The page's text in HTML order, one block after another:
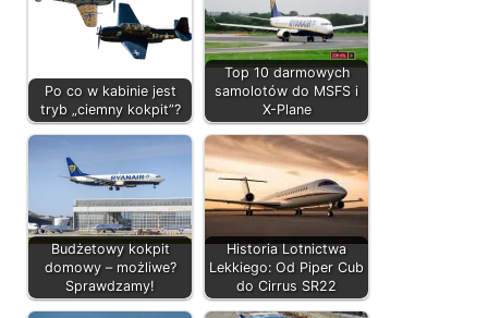
Po co w kabinie jest
tryb „ciemny kokpit”?
Top 10 darmowych
samolotów do MSFS i
X-Plane
Budżetowy kokpit
domowy – możliwe?
Sprawdzamy!
Historia Lotnictwa
Lekkiego: Od Piper Cub
do Cirrus SR22